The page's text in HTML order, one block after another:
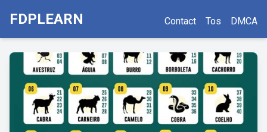
FDPLEARN Contact Tos DMCA